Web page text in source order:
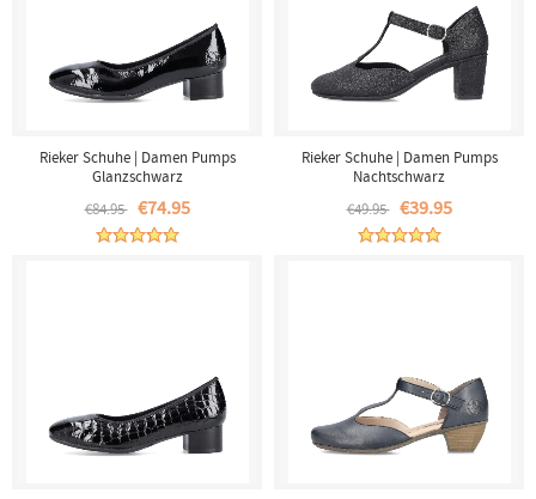
Rieker Schuhe | Damen Pumps
Glanzschwarz
€84.95 €74.95
Rieker Schuhe | Damen Pumps
Nachtschwarz
€49.95 €39.95